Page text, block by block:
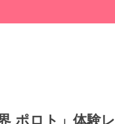
ポロト」体験レ